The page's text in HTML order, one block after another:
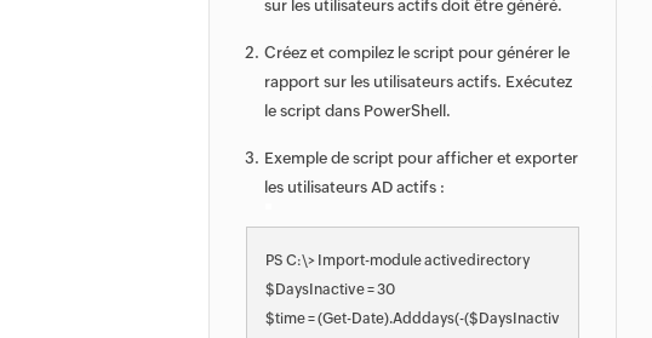
sur les utilisateurs actifs doit être généré.
Créez et compilez le script pour générer le
rapport sur les utilisateurs actifs. Exécutez
le script dans PowerShell.
Exemple de script pour afficher et exporter
les utilisateurs AD actifs :
PS C:\> Import-module activedirectory
$DaysInactive = 30
$time = (Get-Date).Adddays(-($DaysInactiv